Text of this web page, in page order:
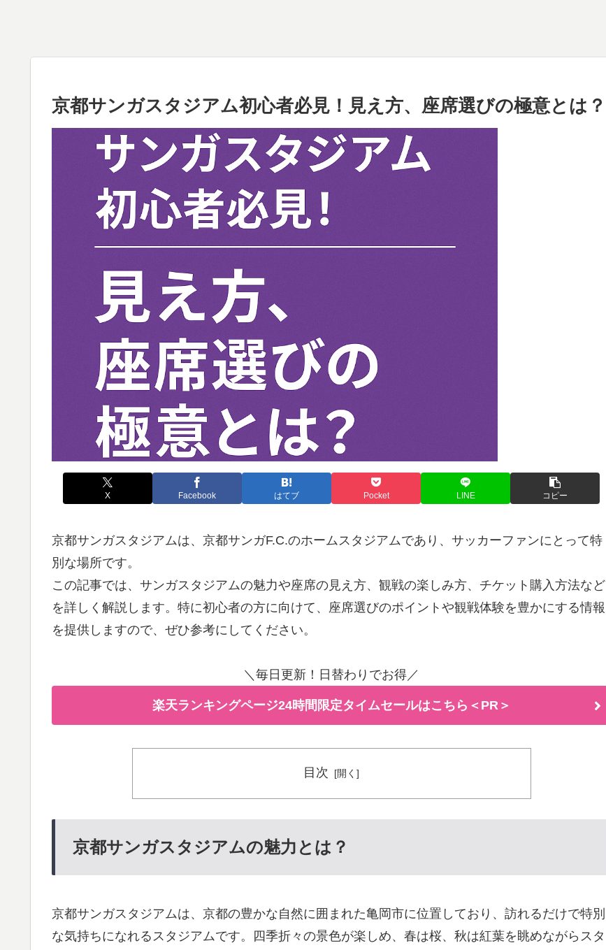
京都サンガスタジアム初心者必見！見え方、座席選びの極意とは？
X Facebook はてブ Pocket LINE コピー
京都サンガスタジアムは、京都サンガF.C.のホームスタジアムであり、サッカーファンにとって特
別な場所です。
この記事では、サンガスタジアムの魅力や座席の見え方、観戦の楽しみ方、チケット購入方法など
を詳しく解説します。特に初心者の方に向けて、座席選びのポイントや観戦体験を豊かにする情報
を提供しますので、ぜひ参考にしてください。
＼毎日更新！日替わりでお得／
楽天ランキングページ24時間限定タイムセールはこちら＜PR＞
目次
京都サンガスタジアムの魅力とは？
京都サンガスタジアムは、京都の豊かな自然に囲まれた亀岡市に位置しており、訪れるだけで特別
な気持ちになれるスタジアムです。四季折々の景色が楽しめ、春は桜、秋は紅葉を眺めながらスタ